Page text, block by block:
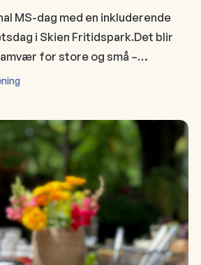
MS-dag med en inkluderende
i Skien Fritidspark.Det blir
for store og små –…